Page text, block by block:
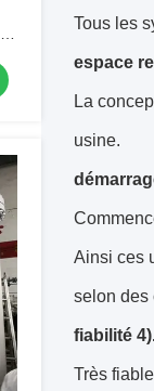
Tous les
espace
La
usine.
Ainsi ces
selon des
fiabilité
Très